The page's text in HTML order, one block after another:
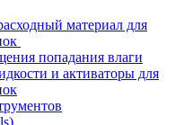
материал для
попадания влаги
и активаторы для